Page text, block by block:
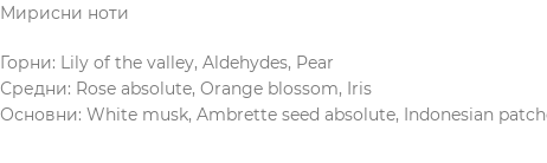
Мирисни ноти
Горни: Lily of the valley, Aldehydes, Pear
Средни: Rose absolute, Orange blossom, Iris
Основни: White musk, Ambrette seed absolute, Indonesian